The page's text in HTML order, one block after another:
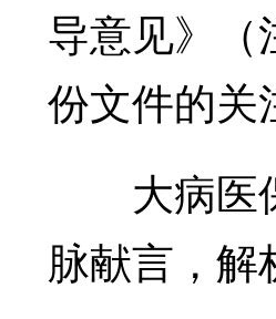
导意见》（
份文件的关
大病医保
脉献言，解